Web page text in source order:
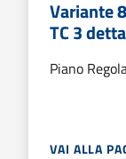
Variante
TC 3
Piano
VAI ALLA